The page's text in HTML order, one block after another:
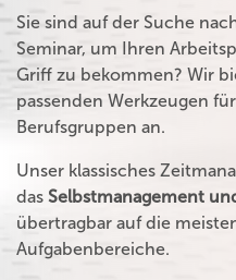
Sie sind auf der Suche
Seminar, um Ihren
Griff zu bekommen? Wir
passenden Werkzeugen
Berufsgruppen an.
Unser klassisches
das Selbstmanagement
übertragbar auf die
Aufgabenbereiche.